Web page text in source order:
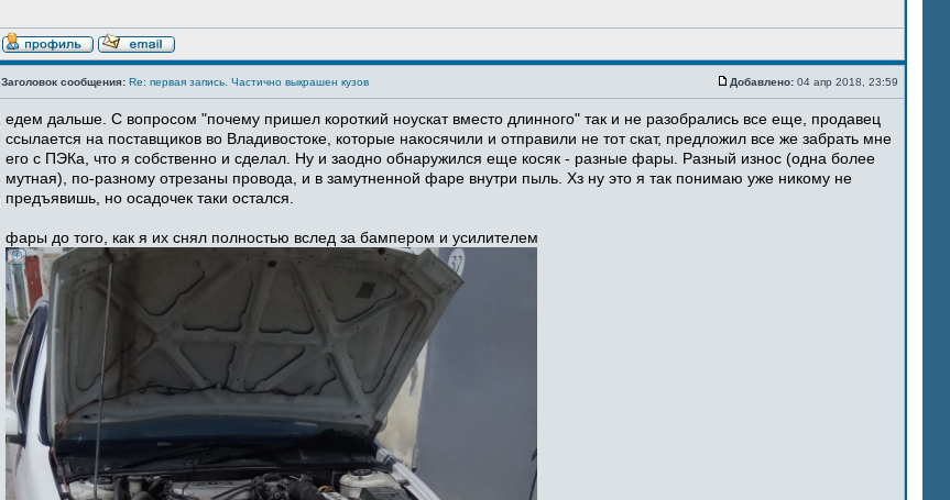
Заголовок сообщения: Re: первая запись. Частично выкрашен кузов Добавлено: 04 апр 2018, 23:59
едем дальше. С вопросом "почему пришел короткий ноускат вместо длинного" так и не разобрались все еще, продавец
ссылается на поставщиков во Владивостоке, которые накосячили и отправили не тот скат, предложил все же забрать мне
его с ПЭКа, что я собственно и сделал. Ну и заодно обнаружился еще косяк - разные фары. Разный износ (одна более
мутная), по-разному отрезаны провода, и в замутненной фаре внутри пыль. Хз ну это я так понимаю уже никому не
предъявишь, но осадочек таки остался.
фары до того, как я их снял полностью вслед за бампером и усилителем